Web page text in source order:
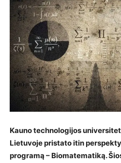
Kauno technologijos
Lietuvoje pristato itin
programą – Biomatematiką.